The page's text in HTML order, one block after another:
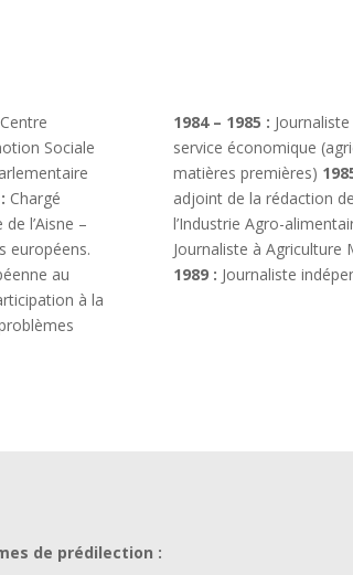
Sociale
Chargé
l’Aisne –
européens.
au
à la
1984 – 1985 :
service économique
matières premières)
adjoint de la rédaction
l’Industrie Agro-
Journaliste à Agriculture
1989 : Journaliste
de prédilection :